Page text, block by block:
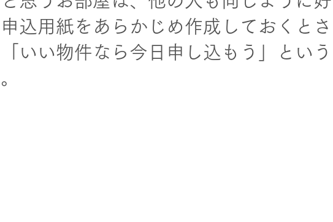
込用紙をあらかじめ作成しておくとさ
いい物件なら今日申し込もう」とい